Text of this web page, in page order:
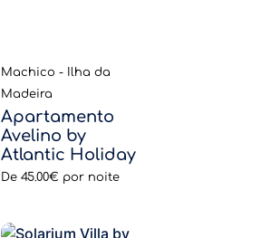
Machico - Ilha da
Madeira
Apartamento
Avelino by
Atlantic Holiday
De45.00€ por noite